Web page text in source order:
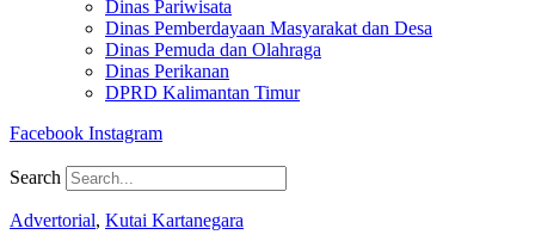
Dinas Pariwisata
Dinas Pemberdayaan Masyarakat dan Desa
Dinas Pemuda dan Olahraga
Dinas Perikanan
DPRD Kalimantan Timur
Facebook Instagram
Search
Advertorial, Kutai Kartanegara